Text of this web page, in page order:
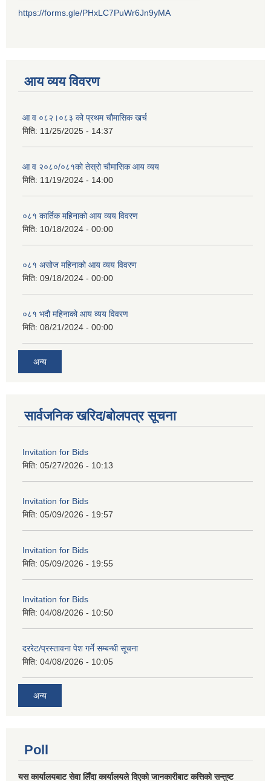
https://forms.gle/PHxLC7PuWr6Jn9yMA
आय व्यय विवरण
आ व ०८२।०८३ को प्रथम चौमासिक खर्च
मिति: 11/25/2025 - 14:37
आ व २०८०/०८१को तेस्रो चौमासिक आय व्यय
मिति: 11/19/2024 - 14:00
०८१ कार्तिक महिनाको आय व्यय विवरण
मिति: 10/18/2024 - 00:00
०८१ असोज महिनाको आय व्यय विवरण
मिति: 09/18/2024 - 00:00
०८१ भदौ महिनाको आय व्यय विवरण
मिति: 08/21/2024 - 00:00
अन्य
सार्वजनिक खरिद/बोलपत्र सूचना
Invitation for Bids
मिति: 05/27/2026 - 10:13
Invitation for Bids
मिति: 05/09/2026 - 19:57
Invitation for Bids
मिति: 05/09/2026 - 19:55
Invitation for Bids
मिति: 04/08/2026 - 10:50
दररेट/प्रस्तावना पेश गर्ने सम्बन्धी सूचना
मिति: 04/08/2026 - 10:05
अन्य
Poll
यस कार्यालयबाट सेवा लिँदा कार्यालयले दिएको जानकारीबाट कत्तिको सन्तुष्ट